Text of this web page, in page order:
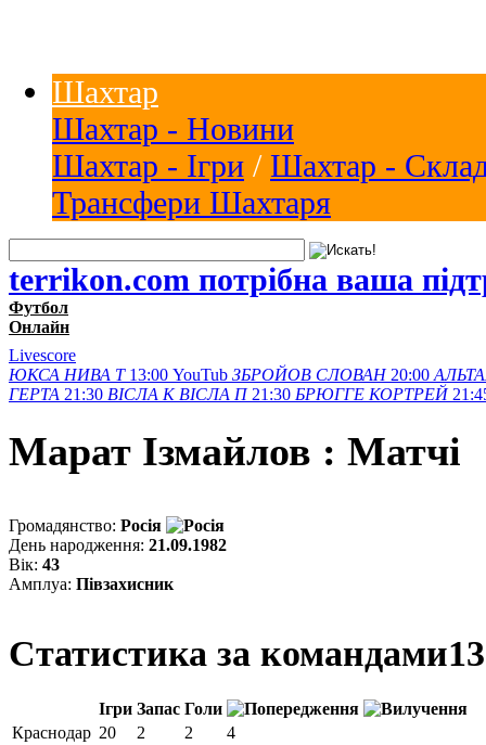
Шахтар
Шахтар - Новини
Шахтар - Ігри / Шахтар -
Трансфери Шахтаря
terrikon.com потрібна ваша
Футбол
Онлайн
Livescore
ЮКСА НИВА Т 13:00 YouTub ЗБРОЙОВ СЛОВАН 20:00
ГЕРТА 21:30 ВІСЛА K ВІСЛА П 21:30 БРЮГГЕ КОРТРЕЙ
Марат Iзмайлов : Матчi
Громадянство: Росія
День народження: 21.09.1982
Вік: 43
Амплуа: Півзахисник
Статистика за командами
Ігри Запас Голи
Краснодар 20 2 2
4